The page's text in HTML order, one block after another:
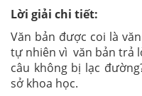
Lời giải chi tiết:
Văn bản được coi là
tự nhiên vì văn bản trả
câu không bị lạc
sở khoa học.